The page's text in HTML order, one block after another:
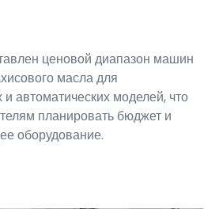
ценовой диапазон машин
масла для
и автоматических моделей, что
планировать бюджет и
оборудование.